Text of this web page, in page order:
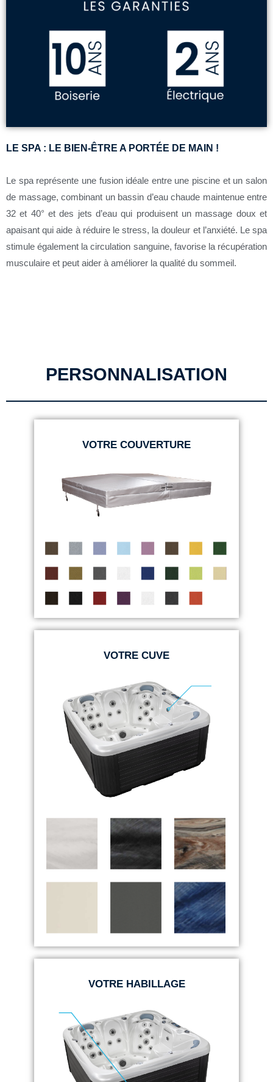
LE SPA : LE BIEN-ÊTRE A PORTÉE DE MAIN !
Le spa représente une fusion idéale entre une piscine et un salon
de massage, combinant un bassin d’eau chaude maintenue entre
32 et 40° et des jets d’eau qui produisent un massage doux et
apaisant qui aide à réduire le stress, la douleur et l’anxiété. Le spa
stimule également la circulation sanguine, favorise la récupération
musculaire et peut aider à améliorer la qualité du sommeil.
PERSONNALISATION
VOTRE COUVERTURE
VOTRE CUVE
VOTRE HABILLAGE